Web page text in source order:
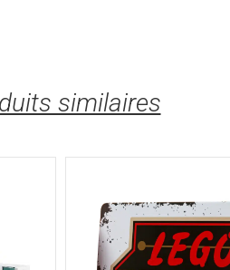
similaires